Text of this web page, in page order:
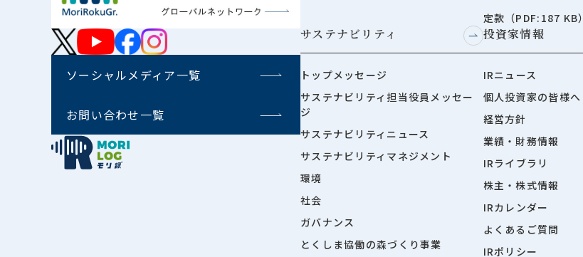
ソーシャルメディア一覧
お問い合わせ一覧
定款（PDF:187 KB）
サステナビリティ
トップメッセージ
サステナビリティ担当役員メッセー
ジ
サステナビリティニュース
サステナビリティマネジメント
環境
社会
ガバナンス
とくしま協働の森づくり事業
投資家情報
IRニュース
個人投資家の皆様へ
経営方針
業績・財務情報
IRライブラリ
株主・株式情報
IRカレンダー
よくあるご質問
IRポリシー